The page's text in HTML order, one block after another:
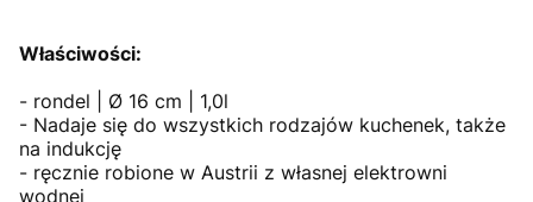
Właściwości:
- rondel | Ø 16 cm | 1,0l
- Nadaje się do wszystkich rodzajów kuchenek, także
na indukcję
- ręcznie robione w Austrii z własnej elektrowni
wodnej